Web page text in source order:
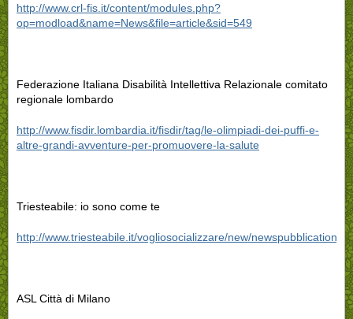
http://www.crl-fis.it/content/modules.php?
op=modload&name=News&file=article&sid=549
Federazione Italiana Disabilità Intellettiva Relazionale comitato
regionale lombardo
http://www.fisdir.lombardia.it/fisdir/tag/le-olimpiadi-dei-puffi-e-
altre-grandi-avventure-per-promuovere-la-salute
Triesteabile: io sono come te
http://www.triesteabile.it/vogliosocializzare/new/
ASL Città di Milano